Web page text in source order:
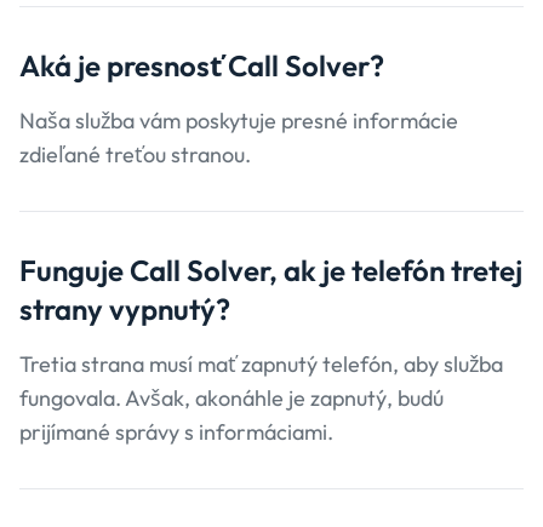
Aká je presnosťCall Solver?
Naša služba vám poskytuje presné informácie
zdieľané treťou stranou.
Funguje Call Solver, ak je telefón tretej
stranyvypnutý?
Tretia strana musí mať zapnutý telefón, aby služba
fungovala. Avšak, akonáhle je zapnutý, budú
prijímané správy s informáciami.